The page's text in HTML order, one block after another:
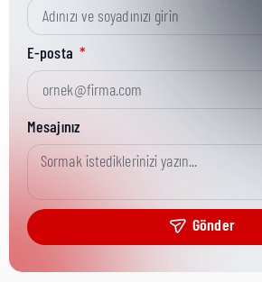
Kısa Parça No:
Ürün Grubu:
Ürün Kategorisi:
Nakliye Yüksekliği:
E-posta
Mesajınız
Gönder